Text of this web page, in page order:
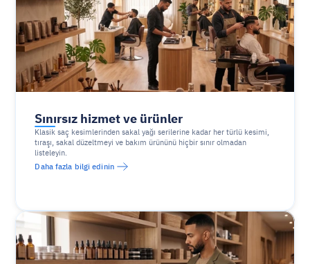
Sınırsız hizmet ve ürünler
Klasik saç kesimlerinden sakal yağı serilerine kadar her türlü kesimi,
tıraşı, sakal düzeltmeyi ve bakım ürününü hiçbir sınır olmadan
listeleyin.
Daha fazla bilgi edinin